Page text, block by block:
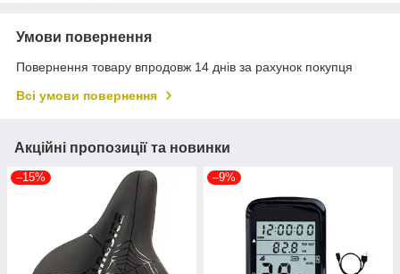
Умови повернення
Повернення товару впродовж 14 днів за рахунок покупця
Всі умови повернення
Акційні пропозиції та новинки
–15% –9%